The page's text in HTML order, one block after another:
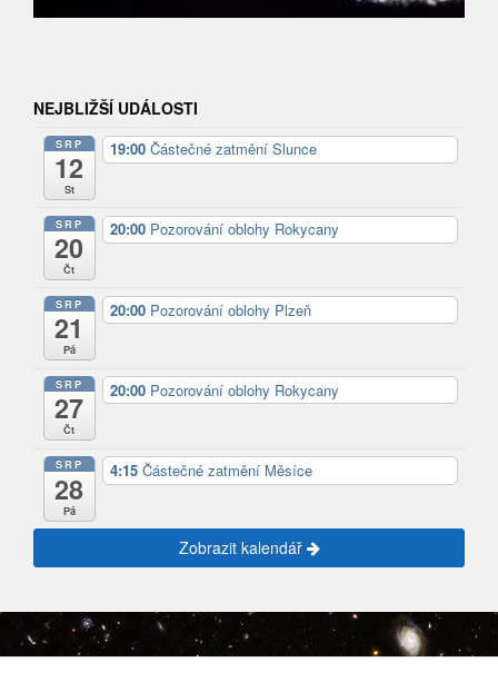
NEJBLIŽŠÍ UDÁLOSTI
SRP
12
St
19:00 Částečné zatmění Slunce
SRP
20
Čt
20:00 Pozorování oblohy Rokycany
SRP
21
Pá
20:00 Pozorování oblohy Plzeň
SRP
27
Čt
20:00 Pozorování oblohy Rokycany
SRP
28
Pá
4:15 Částečné zatmění Měsíce
Zobrazit kalendář